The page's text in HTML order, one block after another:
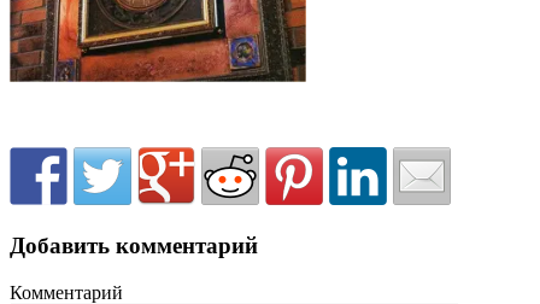
Добавить комментарий
Комментарий